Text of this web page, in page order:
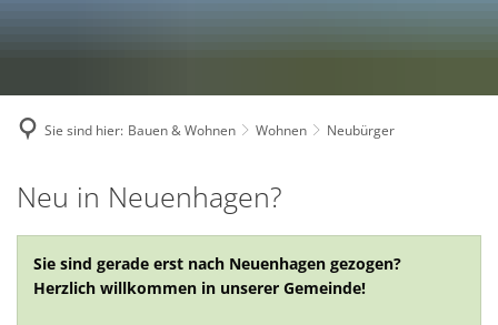
Sie sind hier: Bauen & Wohnen Wohnen Neubürger
Neubürger
Neu in Neuenhagen?
Sie sind gerade erst nach Neuenhagen gezogen?
Herzlich willkommen in unserer Gemeinde!